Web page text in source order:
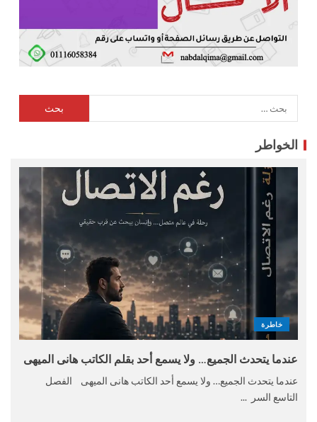
الخواطر
خاطرة
عندما يتحدث الجميع… ولا يسمع أحد بقلم الكاتب هانى الميهى
عندما يتحدث الجميع… ولا يسمع أحد الكاتب هانى الميهى الفصل
التاسع السر ...